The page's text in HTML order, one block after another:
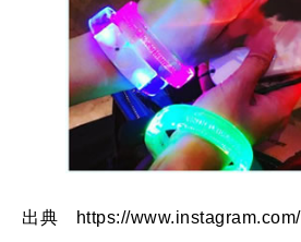
出典 https://